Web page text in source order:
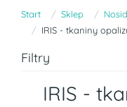
Start Sklep
IRIS - tkaniny
Filtry
IRIS -